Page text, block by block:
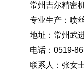
常州吉尔精密
专业生产：喷
地址：常州武
电话：0519-
联系人：张女